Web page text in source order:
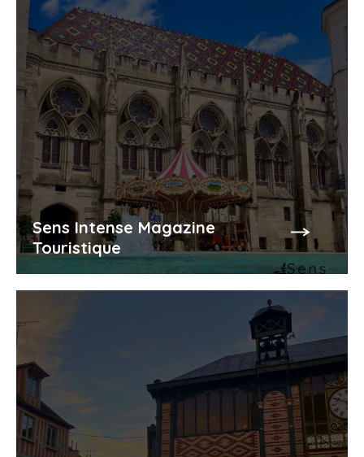
Sens Intense Magazine
Touristique